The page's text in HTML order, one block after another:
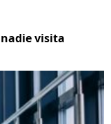
visita